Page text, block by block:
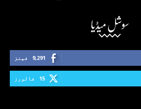
سوشل میڈیا
9,291 فینز
15 فالورز